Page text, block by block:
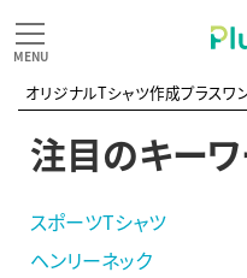
オリジナルTシャツ作成プラスワ
注目のキー
スポーツTシャツ
ヘンリーネック